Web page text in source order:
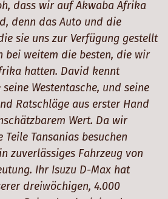
dass wir auf Akwaba Afrika
denn das Auto und die
sie uns zur Verfügung gestellt
bei weitem die besten, die wir
hatten. David kennt
Westentasche, und seine
Ratschläge aus erster Hand
Wert. Da wir
Teile Tansanias besuchen
zuverlässiges Fahrzeug von
Ihr Isuzu D-Max hat
dreiwöchigen, 4.000